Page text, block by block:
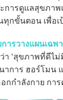
การดูแลสุขภา
ทุกขั้นตอน เพื่อ
ารวางแผนเฉพ
สุขภาพที่ดีไม่มี
าการ ฮอร์โมน
อกกำลังกาย ก